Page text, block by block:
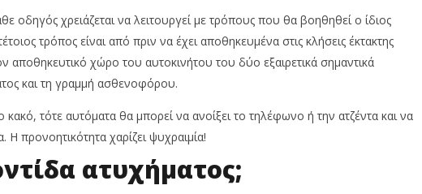
Ιουνίου,
2025
Cyprus
Insurance
News
Team
2025
Cyprus
Insurance
News
Team
οδηγός χρειάζεται να λειτουργεί με τρόπους που θα βοηθηθεί ο ίδιος
τρόπος είναι από πριν να έχει αποθηκευμένα στις κλήσεις έκτακτης
αποθηκευτικό χώρο του αυτοκινήτου του δύο εξαιρετικά σημαντικά
και τη γραμμή ασθενοφόρου.
τότε αυτόματα θα μπορεί να ανοίξει το τηλέφωνο ή την ατζέντα και να
Η προνοητικότητα χαρίζει ψυχραιμία!
ατυχήματος;